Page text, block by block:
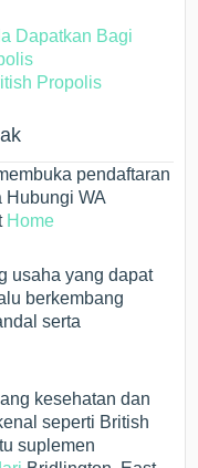
Dapatkan Bagi
Propolis
pendaftaran
Hubungi WA
Home
usaha yang dapat
berkembang
serta
kesehatan dan
seperti British
suplemen